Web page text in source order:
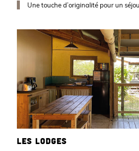
Une touche d’originalité pour un
LES LODGES